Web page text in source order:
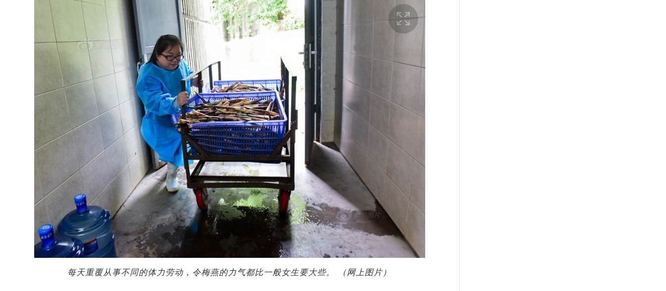
每天重覆从事不同的体力劳动，令梅燕的力气都比一般女生要大些。 （网上图片）